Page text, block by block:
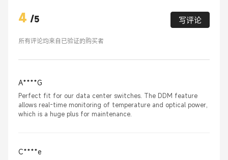
4 /5 写评论
所有评论均来自已验证的购买者
A****G
Perfect fit for our data center switches. The DDM feature
allows real-time monitoring of temperature and optical power,
which is a huge plus for maintenance.
C****e